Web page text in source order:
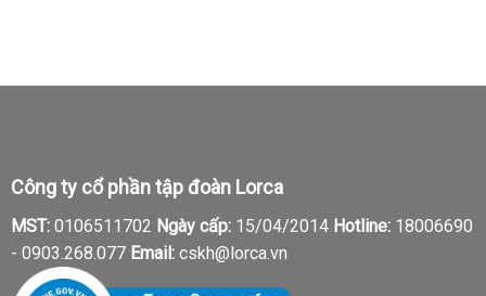
Công ty cổ phần tập đoàn Lorca
MST:0106511702 Ngày cấp:15/04/2014 Hotline:18006690
- 0903.268.077 Email:cskh@lorca.vn